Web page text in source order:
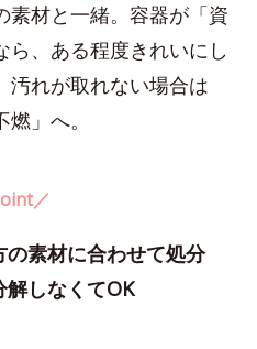
素材と一緒。容器が「資
ら、ある程度きれいにし
汚れが取れない場合は
燃」へ。
／
の素材に合わせて処分
解しなくてOK